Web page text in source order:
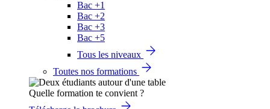
Bac +1
Bac +2
Bac +3
Bac +5
Tous les niveaux
Toutes nos formations
Quelle formation te convient ?